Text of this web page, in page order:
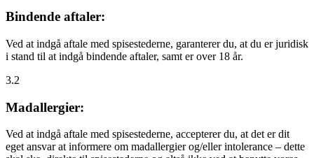
Bindende aftaler:
Ved at indgå aftale med spisestederne, garanterer du, at du er juridisk
i stand til at indgå bindende aftaler, samt er over 18 år.
3.2
Madallergier:
Ved at indgå aftale med spisestederne, accepterer du, at det er dit
eget ansvar at informere om madallergier og/eller intolerance – dette